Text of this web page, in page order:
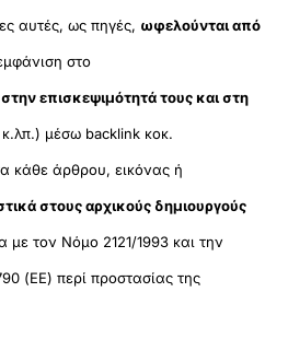
αυτές, ως πηγές, ωφελούνται από
στο
επισκεψιμότητά τους και στη
μέσω backlink κοκ.
κάθε άρθρου, εικόνας ή
στους αρχικούς δημιουργούς
με τον Νόμο 2121/1993 και την
(ΕΕ) περί προστασίας της